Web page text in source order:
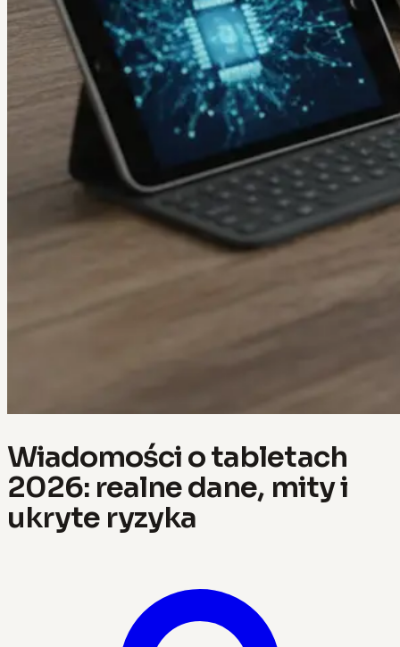
Wiadomości o tabletach
2026: realne dane, mity i
ukryte ryzyka